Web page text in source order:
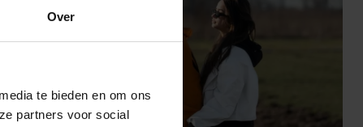
Over
te bieden en om ons
partners voor social